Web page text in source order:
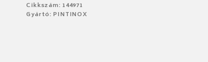
Cikkszám: 144971
Gyártó: PINTINOX